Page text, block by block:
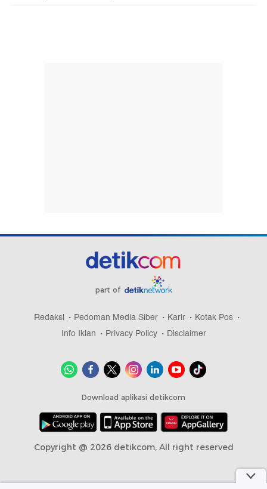
part of
Redaksi Pedoman Media Siber Karir
Kotak Pos
Info Iklan
Privacy Policy Disclaimer
Download aplikasi detikcom
Copyright @ 2026 detikcom, All right reserved